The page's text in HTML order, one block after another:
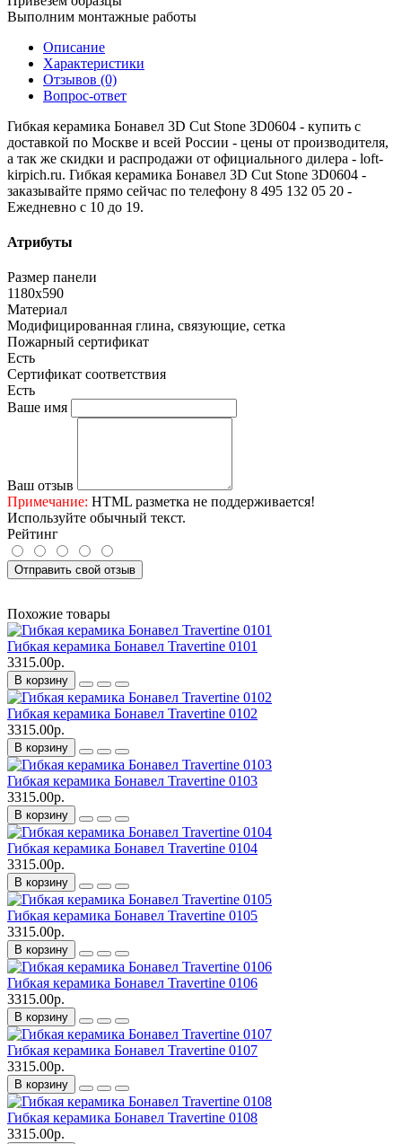
Выполним монтажные работы
Описание
Характеристики
Отзывов (0)
Вопрос-ответ
Гибкая керамика Бонавел 3D Cut Stone 3D0604 - купить с
доставкой по Москве и всей России - цены от производителя,
а так же скидки и распродажи от официального дилера - loft-
kirpich.ru. Гибкая керамика Бонавел 3D Cut Stone 3D0604 -
заказывайте прямо сейчас по телефону 8 495 132 05 20 -
Ежедневно с 10 до 19.
Атрибуты
Размер панели
1180х590
Материал
Модифицированная глина, связующие, сетка
Пожарный сертификат
Есть
Сертификат соответствия
Есть
Ваше имя
Ваш отзыв
Примечание: HTML разметка не поддерживается!
Используйте обычный текст.
Рейтинг
Отправить свой отзыв
Похожие товары
Гибкая керамика Бонавел Travertine 0101
3315.00р.
В корзину
Гибкая керамика Бонавел Travertine 0102
3315.00р.
В корзину
Гибкая керамика Бонавел Travertine 0103
3315.00р.
В корзину
Гибкая керамика Бонавел Travertine 0104
3315.00р.
В корзину
Гибкая керамика Бонавел Travertine 0105
3315.00р.
В корзину
Гибкая керамика Бонавел Travertine 0106
3315.00р.
В корзину
Гибкая керамика Бонавел Travertine 0107
3315.00р.
В корзину
Гибкая керамика Бонавел Travertine 0108
3315.00р.